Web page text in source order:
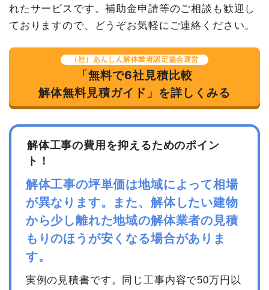
れたサービスです。補助金申請等のご相談も歓迎し
ておりますので、どうぞお気軽にご連絡ください。
（社）あんしん解体業者認定協会運営
「無料で6社見積比較
解体無料見積ガイド」を詳しくみる
解体工事の費用を抑えるためのポイン
ト！
解体工事の坪単価は地域によって相場
が異なります。また、解体したい建物
から少し離れた地域の解体業者の見積
もりのほうが安くなる場合がありま
す。
実例の見積書です。同じ工事内容で50万円以